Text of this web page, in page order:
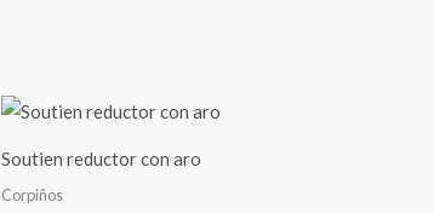
Soutien reductor con aro
Corpiños